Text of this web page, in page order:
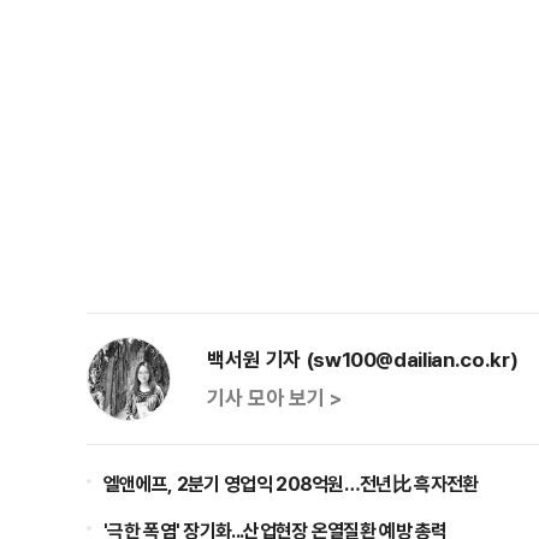
백서원 기자 (sw100@dailian.co.kr)
기사 모아 보기 >
엘앤에프, 2분기 영업익 208억원…전년比 흑자전환
'극한 폭염' 장기화...산업현장 온열질환 예방 총력